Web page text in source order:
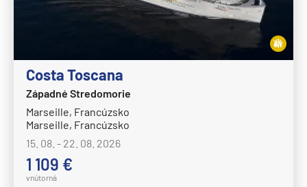
Costa Toscana
Západné Stredomorie
Marseille, Francúzsko
Marseille, Francúzsko
15. 08. - 22. 08. 2026
1 109 €
vnútorná